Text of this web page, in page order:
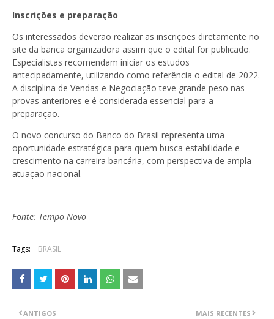
Inscrições e preparação
Os interessados deverão realizar as inscrições diretamente no
site da banca organizadora assim que o edital for publicado.
Especialistas recomendam iniciar os estudos
antecipadamente, utilizando como referência o edital de 2022.
A disciplina de Vendas e Negociação teve grande peso nas
provas anteriores e é considerada essencial para a
preparação.
O novo concurso do Banco do Brasil representa uma
oportunidade estratégica para quem busca estabilidade e
crescimento na carreira bancária, com perspectiva de ampla
atuação nacional.
Fonte: Tempo Novo
Tags: BRASIL
MAIS RECENTES
ANTIGOS